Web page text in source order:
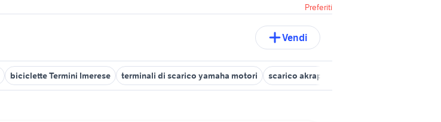
Preferiti
Vendi
biciclette Termini Imerese terminali di scarico yamaha motori scarico akrapovic multistrada v4 usato